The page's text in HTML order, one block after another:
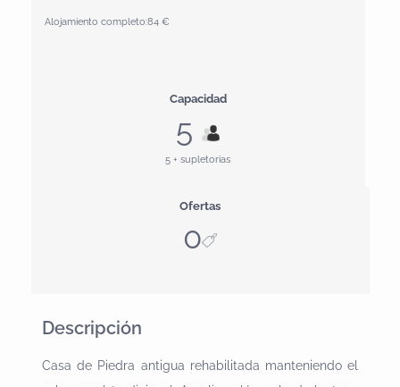
Alojamiento completo:84 €
Capacidad
5
5 + supletorias
Ofertas
0
Descripción
Casa de Piedra antigua rehabilitada manteniendo el